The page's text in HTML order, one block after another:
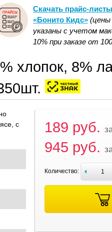
Скачать прайс-
«Бонито Кидс» (цены
указаны с учетом
10% при заказе от
хлопок, 8%
с
189 руб.
945 руб.
Количество: